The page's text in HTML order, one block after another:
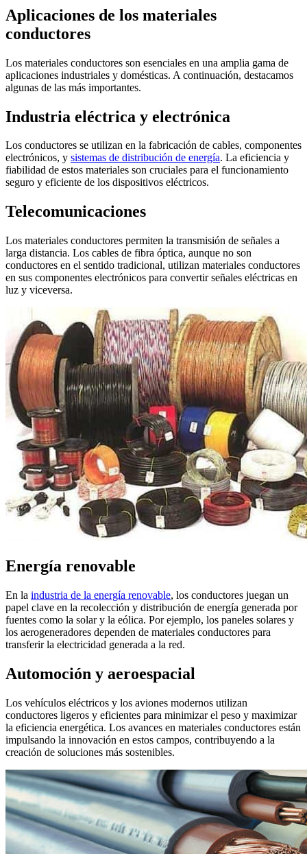
Aplicaciones de los materiales
conductores
Los materiales conductores son esenciales en una amplia gama de
aplicaciones industriales y domésticas. A continuación, destacamos
algunas de las más importantes.
Industria eléctrica y electrónica
Los conductores se utilizan en la fabricación de cables, componentes
electrónicos, y sistemas de distribución de energía. La eficiencia y
fiabilidad de estos materiales son cruciales para el funcionamiento
seguro y eficiente de los dispositivos eléctricos.
Telecomunicaciones
Los materiales conductores permiten la transmisión de señales a
larga distancia. Los cables de fibra óptica, aunque no son
conductores en el sentido tradicional, utilizan materiales conductores
en sus componentes electrónicos para convertir señales eléctricas en
luz y viceversa.
Energía renovable
En la industria de la energía renovable, los conductores juegan un
papel clave en la recolección y distribución de energía generada por
fuentes como la solar y la eólica. Por ejemplo, los paneles solares y
los aerogeneradores dependen de materiales conductores para
transferir la electricidad generada a la red.
Automoción y aeroespacial
Los vehículos eléctricos y los aviones modernos utilizan
conductores ligeros y eficientes para minimizar el peso y maximizar
la eficiencia energética. Los avances en materiales conductores están
impulsando la innovación en estos campos, contribuyendo a la
creación de soluciones más sostenibles.